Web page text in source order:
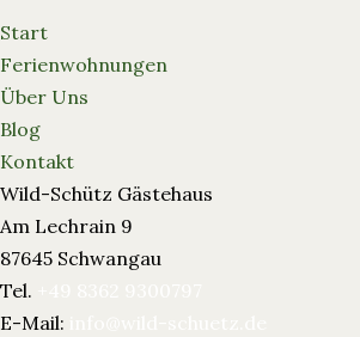
Start
Ferienwohnungen
Über Uns
Blog
Kontakt
Wild-Schütz Gästehaus
Am Lechrain 9
87645 Schwangau
Tel.
E-Mail: